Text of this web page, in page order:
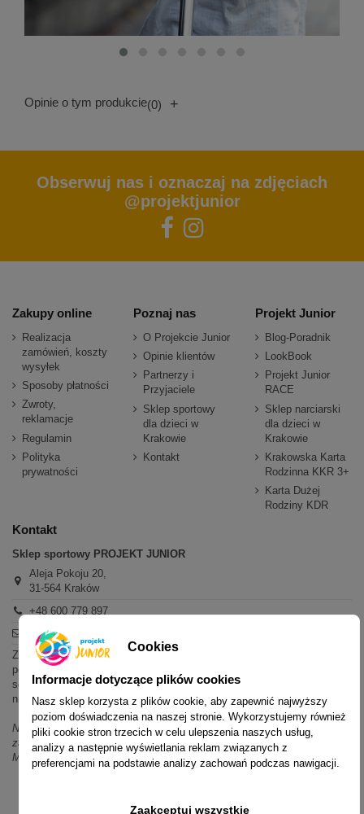
Opinie o tym produkcie(0) +
Obserwuj nas i oznaczaj na zdjęciach
@projektjunior
Zakupy online
Realizacja
zamówień, koszty
wysyłek
Sposoby płatności
Zwroty,
reklamacje
Regulamin
Polityka
prywatności
Poznaj nas
O Projekcie Junior
Opinie klientów
Partnerzy i
Przyjaciele
Sklep sportowy
dla dzieci w
Krakowie
Kontakt
Projekt Junior
Blog-Poradnik
LookBook
Projekt Junior
RACE
Sklep narciarski
dla dzieci w
Krakowie
Krakowska Karta
Rodzinna KKR 3+
Karta Dużej
Rodziny KDR
Kontakt
Sklep sportowy PROJEKT JUNIOR
Aleja Pokoju 20,
31-564 Kraków
+48 600 779 897
sklep@projektjunior.pl
Zapraszamy do sklepu stacjonarnego:
poniedziałek - piątek: 11.00-19.00
sobota: 10.00-14.00
niedziela (każda): nieczynne
Nie odpowiadamy na wiadomości SMS. W sprawach dotyczących
zamówień i oferty prosimy o kontakt mailowy, telefoniczny lub przez
Messenger.
Cookies
Informacje dotyczące plików cookies
Nasz sklep korzysta z plików cookie, aby zapewnić najwyższy
poziom doświadczenia na naszej stronie. Wykorzystujemy również
pliki cookie stron trzecich w celu ulepszenia naszych usług,
analizy a następnie wyświetlania reklam związanych z
preferencjami na podstawie analizy zachowań podczas nawigacji.
Zaakceptuj wszystkie